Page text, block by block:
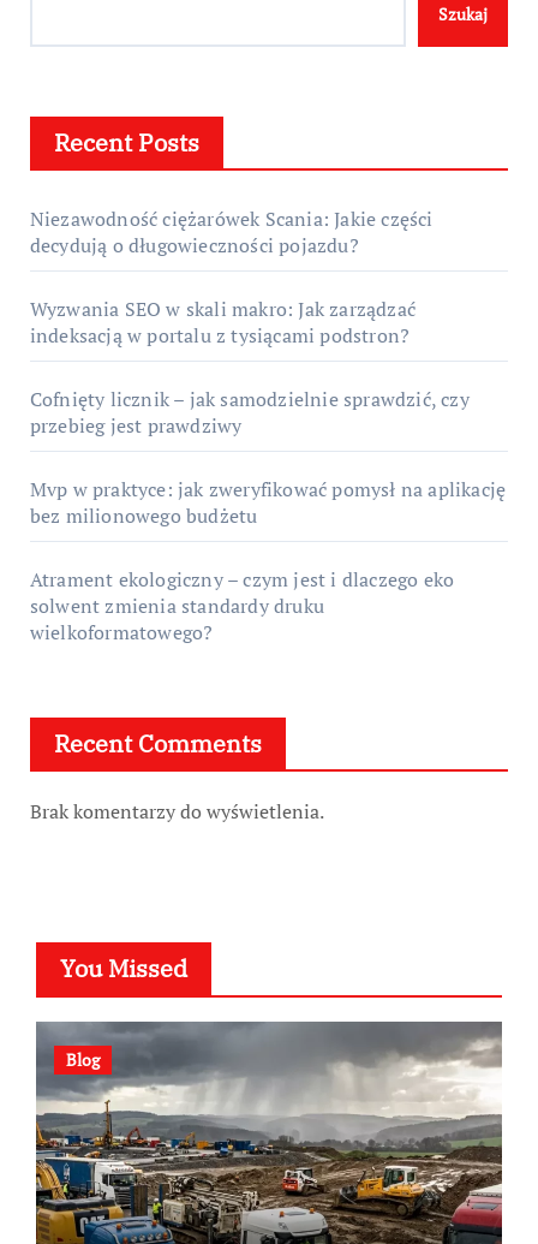
Szukaj
Recent Posts
Niezawodność ciężarówek Scania: Jakie części
decydują o długowieczności pojazdu?
Wyzwania SEO w skali makro: Jak zarządzać
indeksacją w portalu z tysiącami podstron?
Cofnięty licznik – jak samodzielnie sprawdzić, czy
przebieg jest prawdziwy
Mvp w praktyce: jak zweryfikować pomysł na aplikację
bez milionowego budżetu
Atrament ekologiczny – czym jest i dlaczego eko
solwent zmienia standardy druku
wielkoformatowego?
Recent Comments
Brak komentarzy do wyświetlenia.
You Missed
Blog